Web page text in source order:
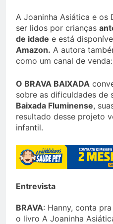
A Joaninha Asiática e os
ser lidos por crianças
de idade e está
Amazon. A autora
como um canal de venda:
O BRAVA BAIXADA
sobre as dificuldades de
Baixada Fluminense,
resultado desse projeto
infantil.
Entrevista
BRAVA: Hanny, conta
o livro A Joaninha